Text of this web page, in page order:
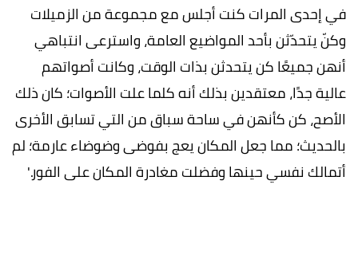
في إحدى المرات كنت أجلس مع مجموعة من الزميلات
وكنّ يتحدّثن بأحد المواضيع العامة، واسترعى انتباهي
أنهن جميعًا كن يتحدثن بذات الوقت، وكانت أصواتهم
عالية جدًا، معتقدين بذلك أنه كلما علت الأصوات؛ كان ذلك
الأصح، كن كأنهن في ساحة سباق من التي تسابق الأخرى
بالحديث؛ مما جعل المكان يعج بفوضى وضوضاء عارمة؛ لم
أتمالك نفسي حينها وفضلت مغادرة المكان على الفور.'